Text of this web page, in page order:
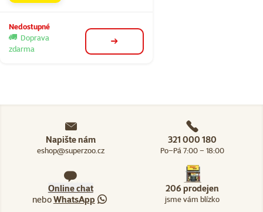
Nedostupné
Doprava
zdarma
detail
Napište nám
eshop@superzoo.cz
321 000 180
Po–Pá 7:00 – 18:00
Online chat
neboWhatsApp
206 prodejen
jsme vám blízko